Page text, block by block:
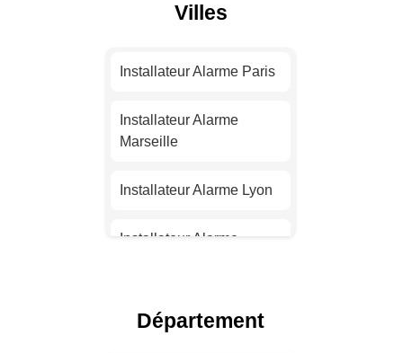
Villes
Installateur Alarme Paris
Installateur Alarme
Marseille
Installateur Alarme Lyon
Installateur Alarme
Installateur Alarme Nice
Département